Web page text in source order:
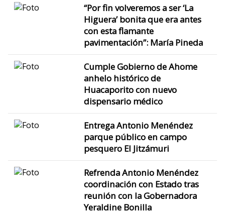
“Por fin volveremos a ser ‘La
Higuera’ bonita que era antes
con esta flamante
pavimentación”: María Pineda
Cumple Gobierno de Ahome
anhelo histórico de
Huacaporito con nuevo
dispensario médico
Entrega Antonio Menéndez
parque público en campo
pesquero El Jitzámuri
Refrenda Antonio Menéndez
coordinación con Estado tras
reunión con la Gobernadora
Yeraldine Bonilla